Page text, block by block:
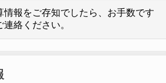
情報をご存知でしたら、お手数です
連絡ください。